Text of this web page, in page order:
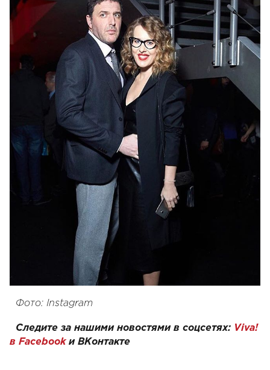
Фото: Instagram
Следите за нашими новостями в соцсетях: Viva!
в Facebookи ВКонтакте